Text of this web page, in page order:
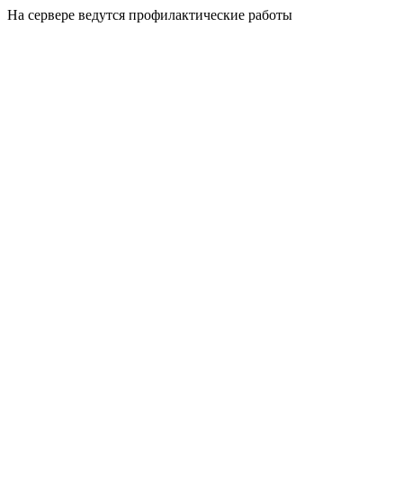
На сервере ведутся профилактические работы